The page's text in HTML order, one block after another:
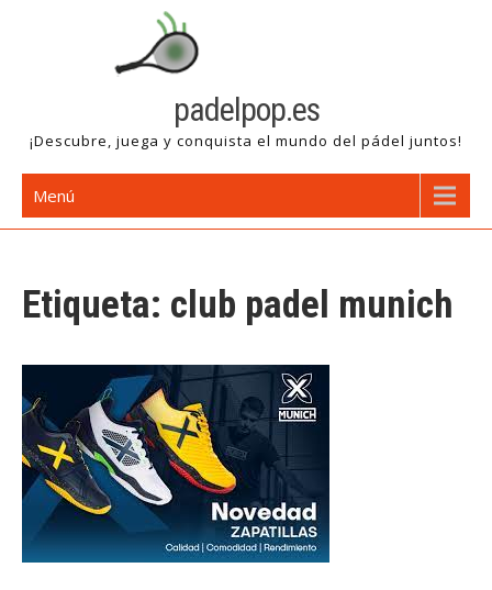
padelpop.es
¡Descubre, juega y conquista el mundo del pádel juntos!
Menú
Etiqueta: club padel munich